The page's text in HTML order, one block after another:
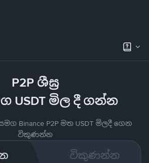
P2P ශීඝ්‍ර
USDT මිල දී ගන්න
Binance P2P මත USDT මිලදී ගෙන
විකුණන්න
විකුණන්න